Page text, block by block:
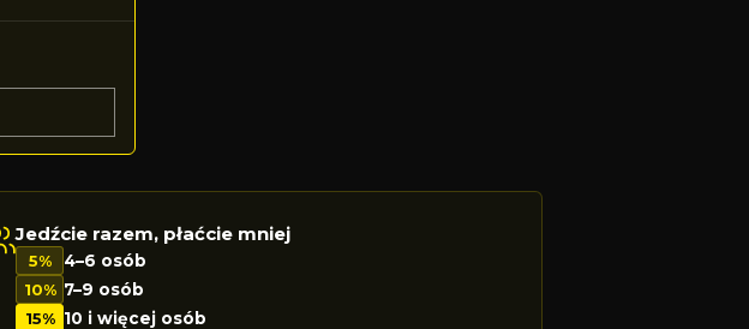
Jedźcie razem, płaćcie mniej
5%
4–6 osób
10% 7–9 osób
15% 10 i więcej osób